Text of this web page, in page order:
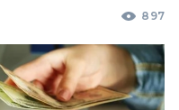
897